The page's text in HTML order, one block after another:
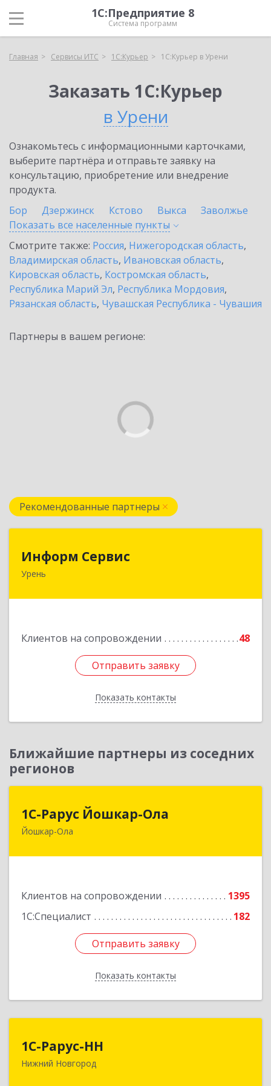
1С:Предприятие 8
Система программ
Главная Сервисы ИТС 1С:Курьер 1С:Курьер в Урени
Заказать 1С:Курьер
в Урени
Ознакомьтесь с информационными карточками,
выберите партнёра и отправьте заявку на
консультацию, приобретение или внедрение
продукта.
Бор
Дзержинск Кстово Выкса
Заволжье
Показать все населенные пункты
Смотрите также: Россия, Нижегородская область,
Владимирская область, Ивановская область,
Кировская область, Костромская область,
Республика Марий Эл, Республика Мордовия,
Рязанская область, Чувашская Республика - Чувашия
Партнеры в вашем регионе:
Рекомендованные партнеры
Информ Сервис
Урень
Клиентов на сопровождении 48
Отправить заявку
Показать контакты
Отправить заявку
Назад
Ближайшие партнеры из соседних
регионов
1С-Рарус Йошкар-Ола
Йошкар-Ола
Клиентов на сопровождении
1395
1С:Специалист
182
Отправить заявку
Показать контакты
424004, Марий Эл Респ, Йошкар-Ола г, Волкова
Отправить заявку
Назад
1С-Рарус-НН
Нижний Новгород
603093, Нижегородская обл, г.о. город Нижний